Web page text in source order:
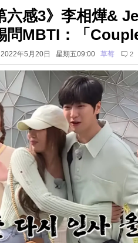
六感3》李相燁&
問MBTI：「
年5月20日 星期五09:00 草莓 2